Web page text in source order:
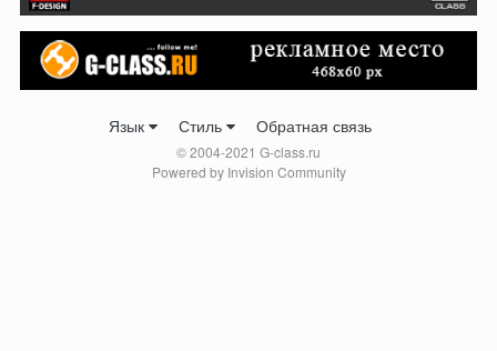
Язык Стиль Обратная связь
© 2004-2021 G-class.ru
Powered by Invision Community